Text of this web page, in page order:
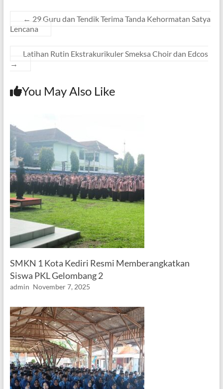
← 29 Guru dan Tendik Terima Tanda Kehormatan Satya
Lencana
Latihan Rutin Ekstrakurikuler Smeksa Choir dan Edcos
→
You May Also Like
SMKN 1 Kota Kediri Resmi Memberangkatkan
Siswa PKL Gelombang 2
admin November 7, 2025